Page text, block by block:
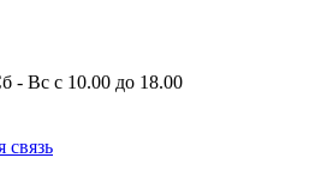
- Вс с 10.00 до 18.00
связь